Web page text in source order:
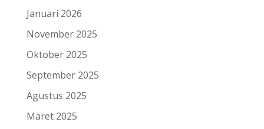
Januari 2026
November 2025
Oktober 2025
September 2025
Agustus 2025
Maret 2025